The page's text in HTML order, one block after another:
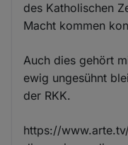
des Katholischen
Macht kommen
Auch dies gehört
ewig ungesühnt
der RKK.
https://